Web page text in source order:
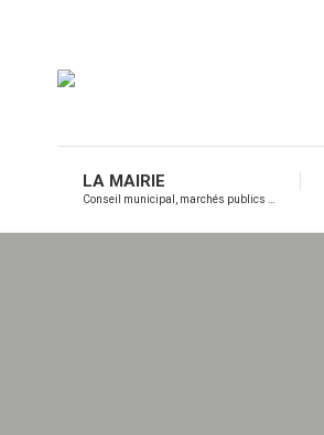
LA MAIRIE
Conseil municipal, marchés publics …